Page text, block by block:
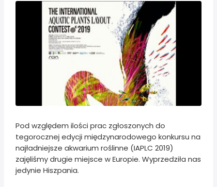
Pod względem ilości prac zgłoszonych do
tegorocznej edycji międzynarodowego konkursu na
najładniejsze akwarium roślinne (IAPLC 2019)
zajęliśmy drugie miejsce w Europie. Wyprzedziła nas
jedynie Hiszpania.